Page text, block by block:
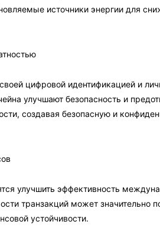
источники энергии для
цифровой идентификацией и
улучшают безопасность и
создавая безопасную и
улучшить эффективность
транзакций может значительно
устойчивости.